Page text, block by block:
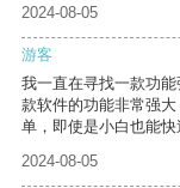
2024-08-05
游客
我一直在寻找一款功
款软件的功能非常强
单，即使是小白也能快
2024-08-05